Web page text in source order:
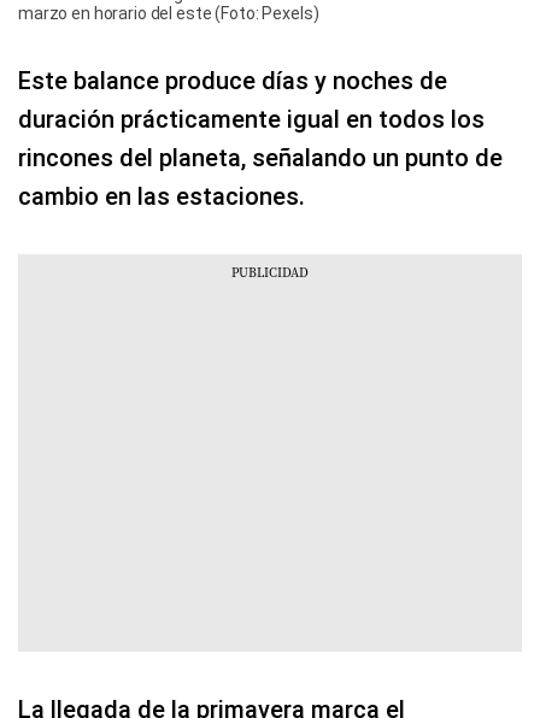
marzo en horario del este (Foto: Pexels)
Este balance produce días y noches de
duración prácticamente igual en todos los
rincones del planeta, señalando un punto de
cambio en las estaciones.
La llegada de la primavera marca el